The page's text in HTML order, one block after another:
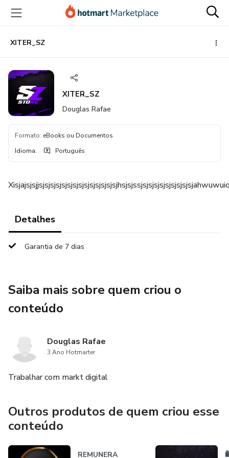
para
conteúdo
principal
para
pagamento
para
rodapé
XITER_SZ
XITER_SZ
Douglas Rafae
Formato: eBooks ou Documentos
Idioma: Português
Detalhes
Garantia de 7 dias
Saiba mais sobre quem criou o
conteúdo
Douglas Rafae
3 Ano Hotmarter
Trabalhar com markt digital
Outros produtos de quem criou esse
conteúdo
REMUNERA